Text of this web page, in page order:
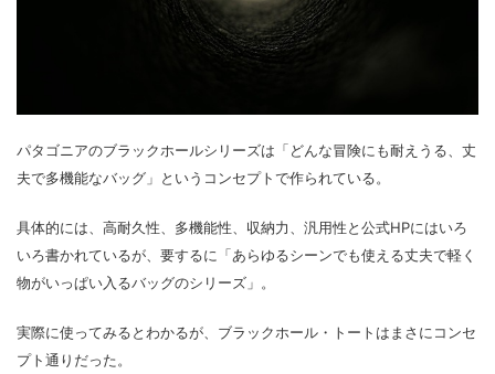
パタゴニアのブラックホールシリーズは「どんな冒険にも耐えうる、丈
夫で多機能なバッグ」というコンセプトで作られている。
具体的には、高耐久性、多機能性、収納力、汎用性と公式HPにはいろ
いろ書かれているが、要するに「あらゆるシーンでも使える丈夫で軽く
物がいっぱい入るバッグのシリーズ」。
実際に使ってみるとわかるが、ブラックホール・トートはまさにコンセ
プト通りだった。